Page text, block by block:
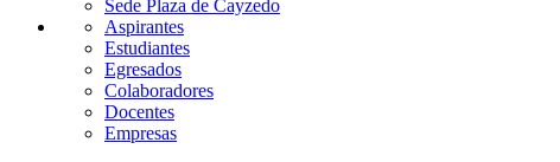
Sede Plaza de Cayzedo
Aspirantes
Estudiantes
Egresados
Colaboradores
Docentes
Empresas